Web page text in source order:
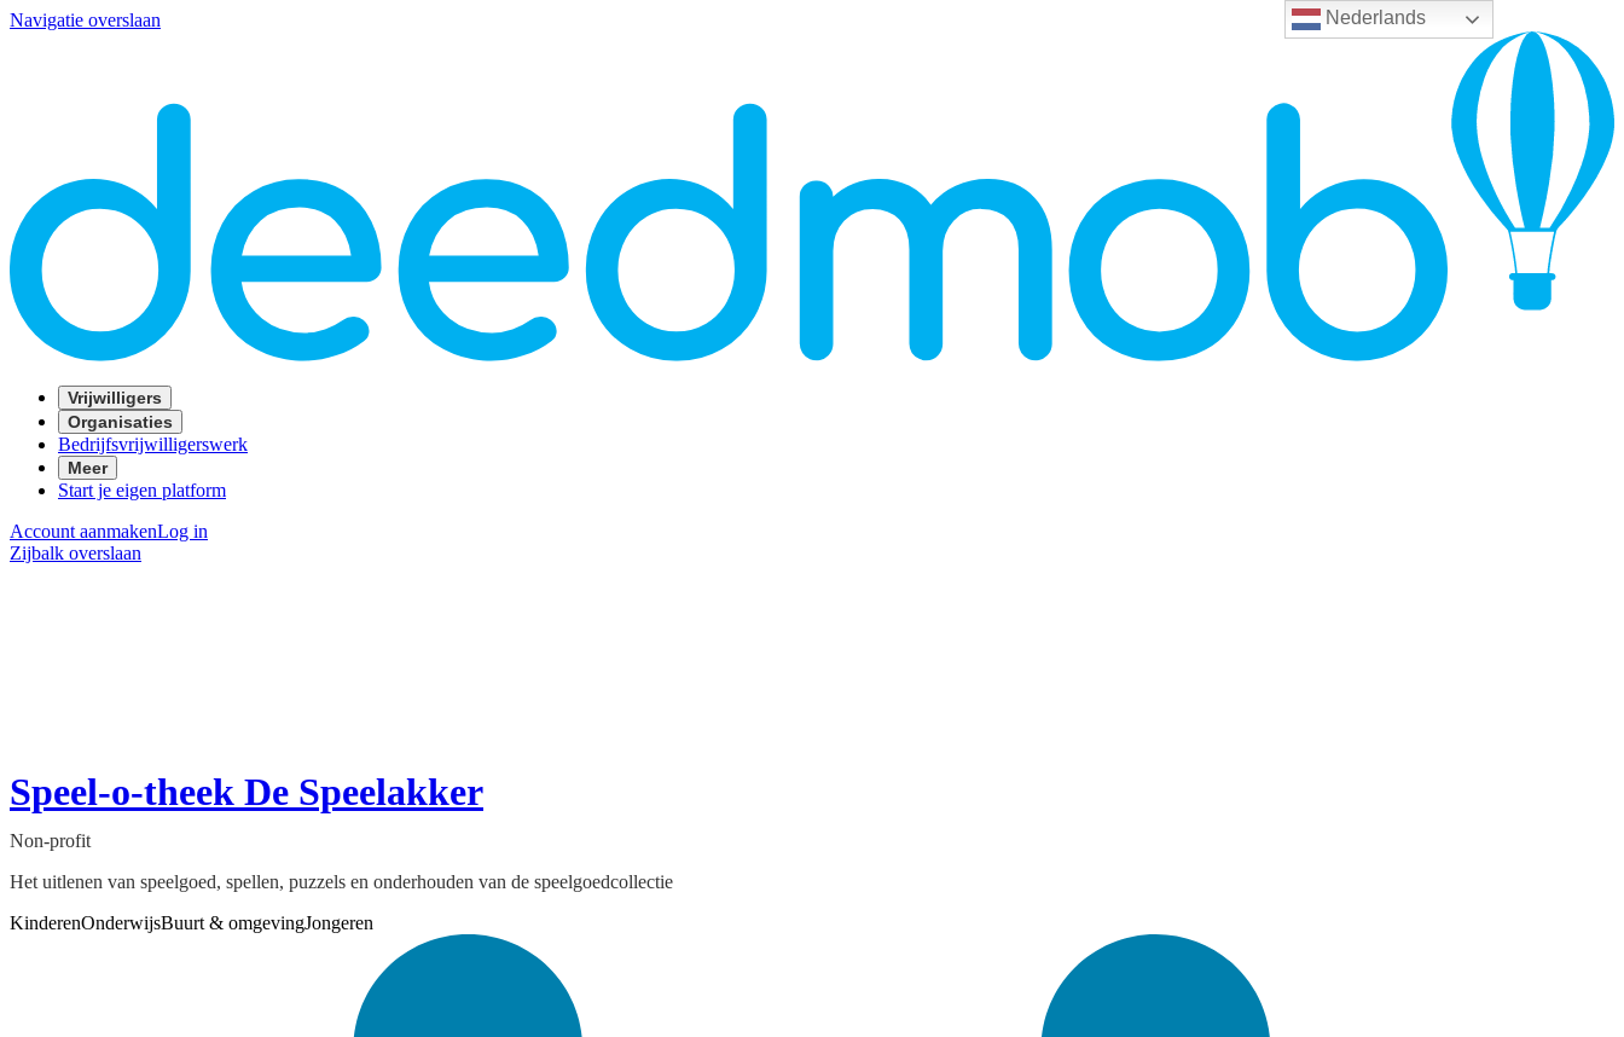
Nederlands
Navigatie overslaan
Vrijwilligers
Organisaties
Bedrijfsvrijwilligerswerk
Meer
Start je eigen platform
Account aanmakenLog in
Zijbalk overslaan
Speel-o-theek De Speelakker
Non-profit
Het uitlenen van speelgoed, spellen, puzzels en onderhouden van de speelgoedcollectie
KinderenOnderwijsBuurt & omgevingJongeren